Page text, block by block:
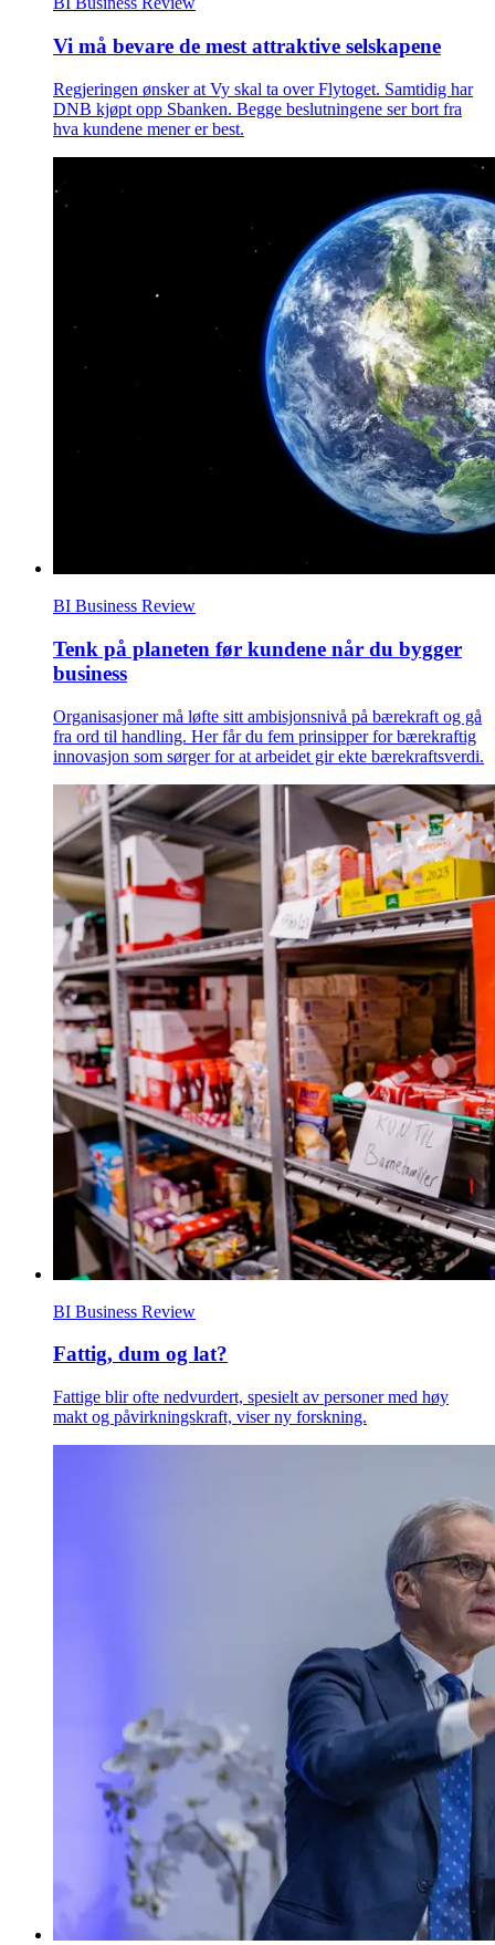
Vi må bevare de mest attraktive selskapene
Regjeringen ønsker at Vy skal ta over Flytoget. Samtidig har
DNB kjøpt opp Sbanken. Begge beslutningene ser bort fra
hva kundene mener er best.
BI Business Review
Tenk på planeten før kundene når du bygger
business
Organisasjoner må løfte sitt ambisjonsnivå på bærekraft og gå
fra ord til handling. Her får du fem prinsipper for bærekraftig
innovasjon som sørger for at arbeidet gir ekte bærekraftsverdi.
BI Business Review
Fattig, dum og lat?
Fattige blir ofte nedvurdert, spesielt av personer med høy
makt og påvirkningskraft, viser ny forskning.